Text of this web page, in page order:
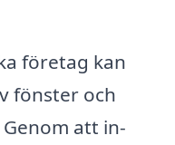
företag kan
fönster och
Genom att in­